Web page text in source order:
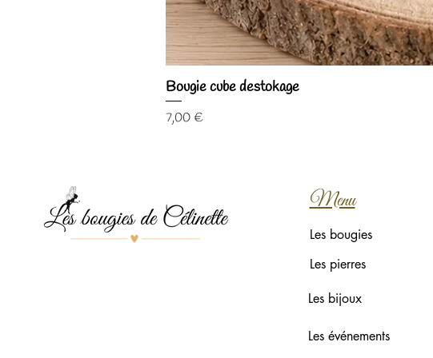
Bougie cube destokage
Prix
7,00 €
Menu
Les bougies
Les pierres
Les bijoux
Les événements